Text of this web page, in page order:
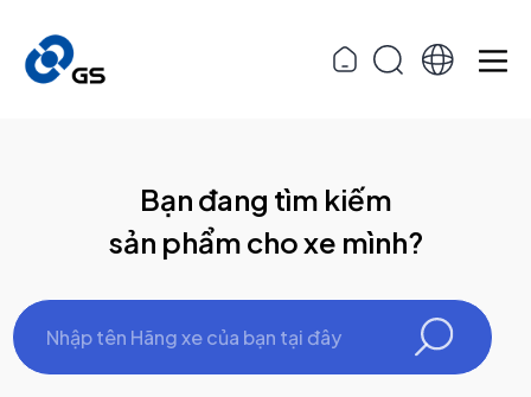
Bạn đang tìm kiếm
sản phẩm cho xe mình?